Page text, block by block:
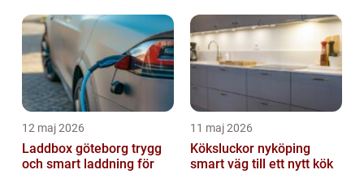
12 maj 2026
Laddbox göteborg trygg
och smart laddning för
11 maj 2026
Köksluckor nyköping
smart väg till ett nytt kök